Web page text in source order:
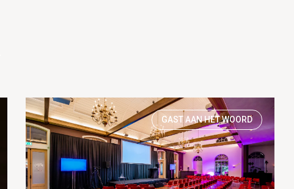
GAST AAN HET WOORD